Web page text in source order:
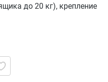
до 20 кг), крепление